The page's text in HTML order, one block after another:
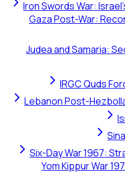
Iron Swords War:
Gaza Post-War:
Judea and Samaria:
IRGC Quds
Lebanon Post-
Six-Day War 1967:
Yom Kippur War